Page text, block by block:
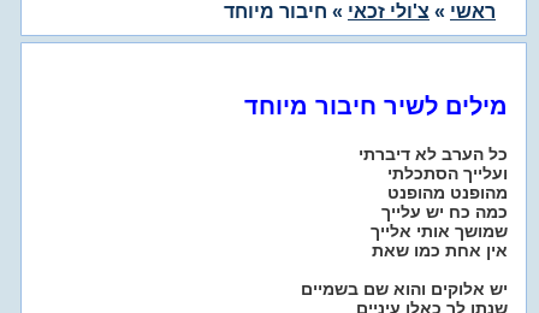
ראשי » צ'ולי זכאי » חיבור מיוחד
מילים לשיר חיבור מיוחד
כל הערב לא דיברתי
ועלייך הסתכלתי
מהופנט מהופנט
כמה כח יש עלייך
שמושך אותי אלייך
אין אחת כמו שאת
יש אלוקים והוא שם בשמיים
שנתן לך כאלו עיניים